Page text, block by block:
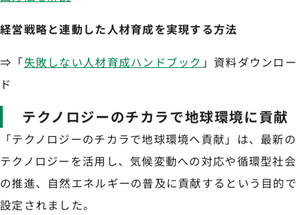
経営戦略と連動した人材育成を実現する方法
⇒「失敗しない人材育成ハンドブック 」資料ダウンロー
ド
テクノロジーのチカラで地球環境に貢献
「テクノロジーのチカラで地球環境へ貢献」は、最新の
テクノロジーを活用し、気候変動への対応や循環型社会
の推進、自然エネルギーの普及に貢献するという目的で
設定されました。